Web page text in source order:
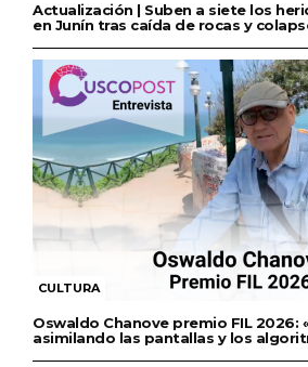
Actualización | Suben a siete los
en Junín tras caída de rocas y
CULTURA
Oswaldo Chanove premio FIL 2026:
asimilando las pantallas y los